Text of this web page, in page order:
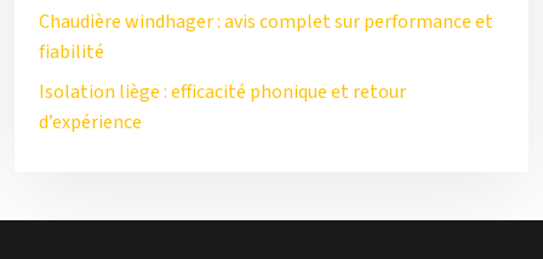
Chaudière windhager : avis complet sur performance et
fiabilité
Isolation liège : efficacité phonique et retour
d’expérience